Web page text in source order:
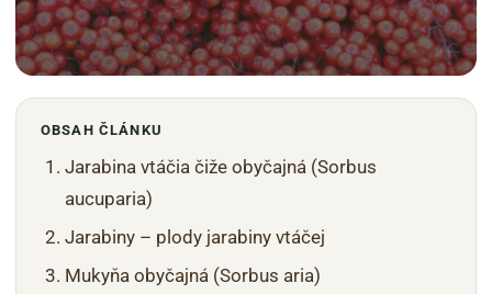
OBSAH ČLÁNKU
Jarabina vtáčia čiže obyčajná (Sorbus
aucuparia)
Jarabiny – plody jarabiny vtáčej
Mukyňa obyčajná (Sorbus aria)